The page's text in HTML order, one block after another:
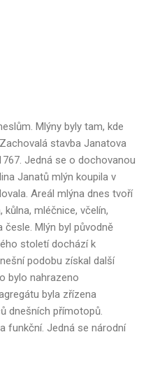
Mlýny byly tam, kde
stavba Janatova
Jedná se o dochovanou
Janatů mlýn koupila v
Areál mlýna dnes tvoří
mléčnice, včelín,
Mlýn byl původně
století dochází k
podobu získal další
bylo nahrazeno
byla zřízena
dnešních přímotopů.
funkční. Jedná se národní